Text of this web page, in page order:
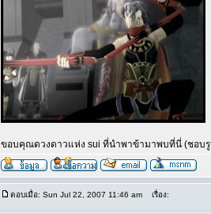
ขอบคุณดวงดาวแห่ง sui ที่นำพาข้ามาพบที่นี่ (ชอบรู
ตอบเมื่อ: Sun Jul 22, 2007 11:46 am เรื่อง: